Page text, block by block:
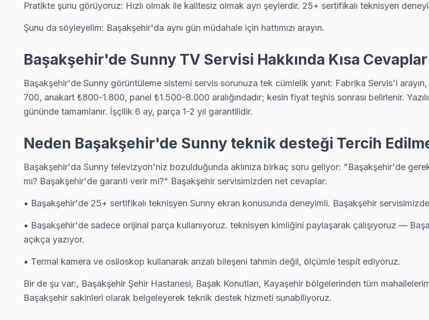
Şamlar Sunny Servis
Ziya Gökalp Sunny Servis
Ziya Gökalp Sunny Anakart Tamiri →
Başakşehir bölgesine kapıya gelen Sunny TV tamir servisi hizmetimizin kapsama alanını haritada görebilirsiniz.
Pratikte şunu görüyoruz: Hızlı olmak ile kalitesiz olmak ayrı şeylerdir. 25+ sertifikalı teknisyen
Şunu da söyleyelim: Başakşehir'da aynı gün müdahale için hattımızı arayın.
Başakşehir'de Sunny TV Servisi Hakkında Kısa Cevaplar
Başakşehir'de Sunny görüntüleme sistemi servis sorunuza tek cümlelik yanıt: Fabrika Servis'i arayın,
700, anakart ₺800-1.800, panel ₺1.500-8.000 aralığındadır; kesin fiyat teşhis sonrası belirlenir.
gününde tamamlanır. İşçilik 6 ay, parça 1-2 yıl garantilidir.
Neden Başakşehir'de Sunny teknik desteği Tercih
Başakşehir'da Sunny televizyon'niz bozulduğunda aklınıza birkaç soru geliyor: "Başakşehir'de
mı? Başakşehir'de garanti verir mi?" Başakşehir servisimizden net cevaplar:
• Başakşehir'de 25+ sertifikalı teknisyen Sunny ekran konusunda deneyimli. Başakşehir
• Başakşehir'de sadece orijinal parça kullanıyoruz. teknisyen kimliğini paylaşarak çalışıyoruz —
açıkça yazıyor.
• Termal kamera ve osiloskop kullanarak arızalı bileşeni tahmin değil, ölçümle tespit ediyoruz.
Bir de şu var:, Başakşehir Şehir Hastanesi, Başak Konutları, Kayaşehir bölgelerinden tüm
Başakşehir sakinleri olarak belgeleyerek teknik destek hizmeti sunabiliyoruz.